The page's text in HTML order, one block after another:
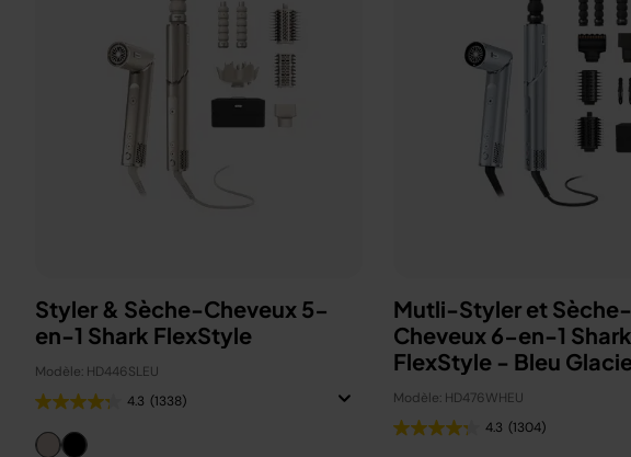
Styler & Sèche-Cheveux 5-
en-1 Shark FlexStyle
Modèle: HD446SLEU
4.3 (1338)
Mutli-Styler et Sèche-
Cheveux 6-en-1 Shark
FlexStyle - Bleu
Modèle: HD476WHEU
4.3 (1304)